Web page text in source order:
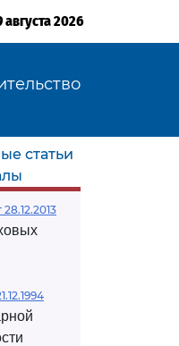
августа 2026
статьи